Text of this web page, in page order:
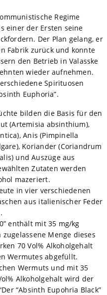
Regime
einer der Ersten seine
Der Plan gelang, er
Fabrik zurück und konnte
den Betrieb in Valasske
wieder aufnehmen.
Spirituosen
Euphoria”.
bilden die Basis für den
(Artemisia absinthium),
Anis (Pimpinella
Koriander (Coriandrum
und Auszüge aus
Zutaten werden
mazeriert.
in vier verschiedenen
aus italienischer Feder
enthält mit 35 mg/kg
Menge dieses
70 Vol% Alkoholgehalt
Wermutes abgefüllt.
Wermuts und mit 35
Alkoholgehalt wird der
“Absinth Eupohria Black”